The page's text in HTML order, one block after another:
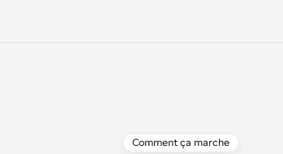
Comment ça marche